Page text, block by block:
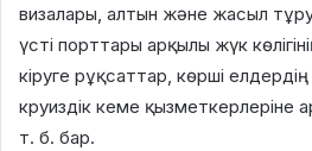
визалары, алтын және жасыл
үсті порттары арқылы жүк
кіруге рұқсаттар, көрші
круиздік кеме қызметкерлеріне
т. б. бар.